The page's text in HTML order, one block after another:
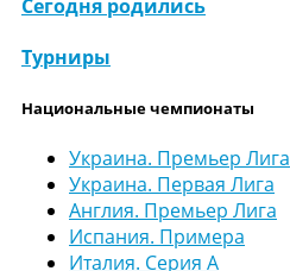
Сегодня родились
Турниры
Национальные чемпионаты
Украина. Премьер Лига
Украина. Первая Лига
Англия. Премьер Лига
Испания. Примера
Италия. Серия А